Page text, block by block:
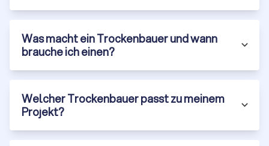
Was macht ein Trockenbauer und wann
brauche ich einen?
Welcher Trockenbauer passt zu meinem
Projekt?